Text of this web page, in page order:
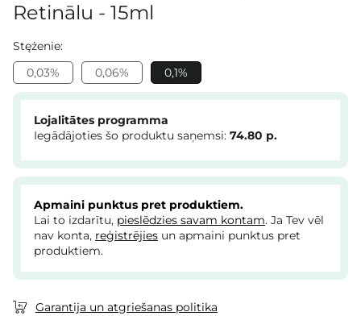
Retinālu - 15ml
Stężenie:
0,03%
0,06% 0,1%
Lojalitātes programma
Iegādājoties šo produktu saņemsi: 74.80 p.
Apmaini punktus pret produktiem.
Lai to izdarītu, pieslēdzies savam kontam. Ja Tev vēl
nav konta, reģistrējies un apmaini punktus pret
produktiem.
Garantija un atgriešanas politika